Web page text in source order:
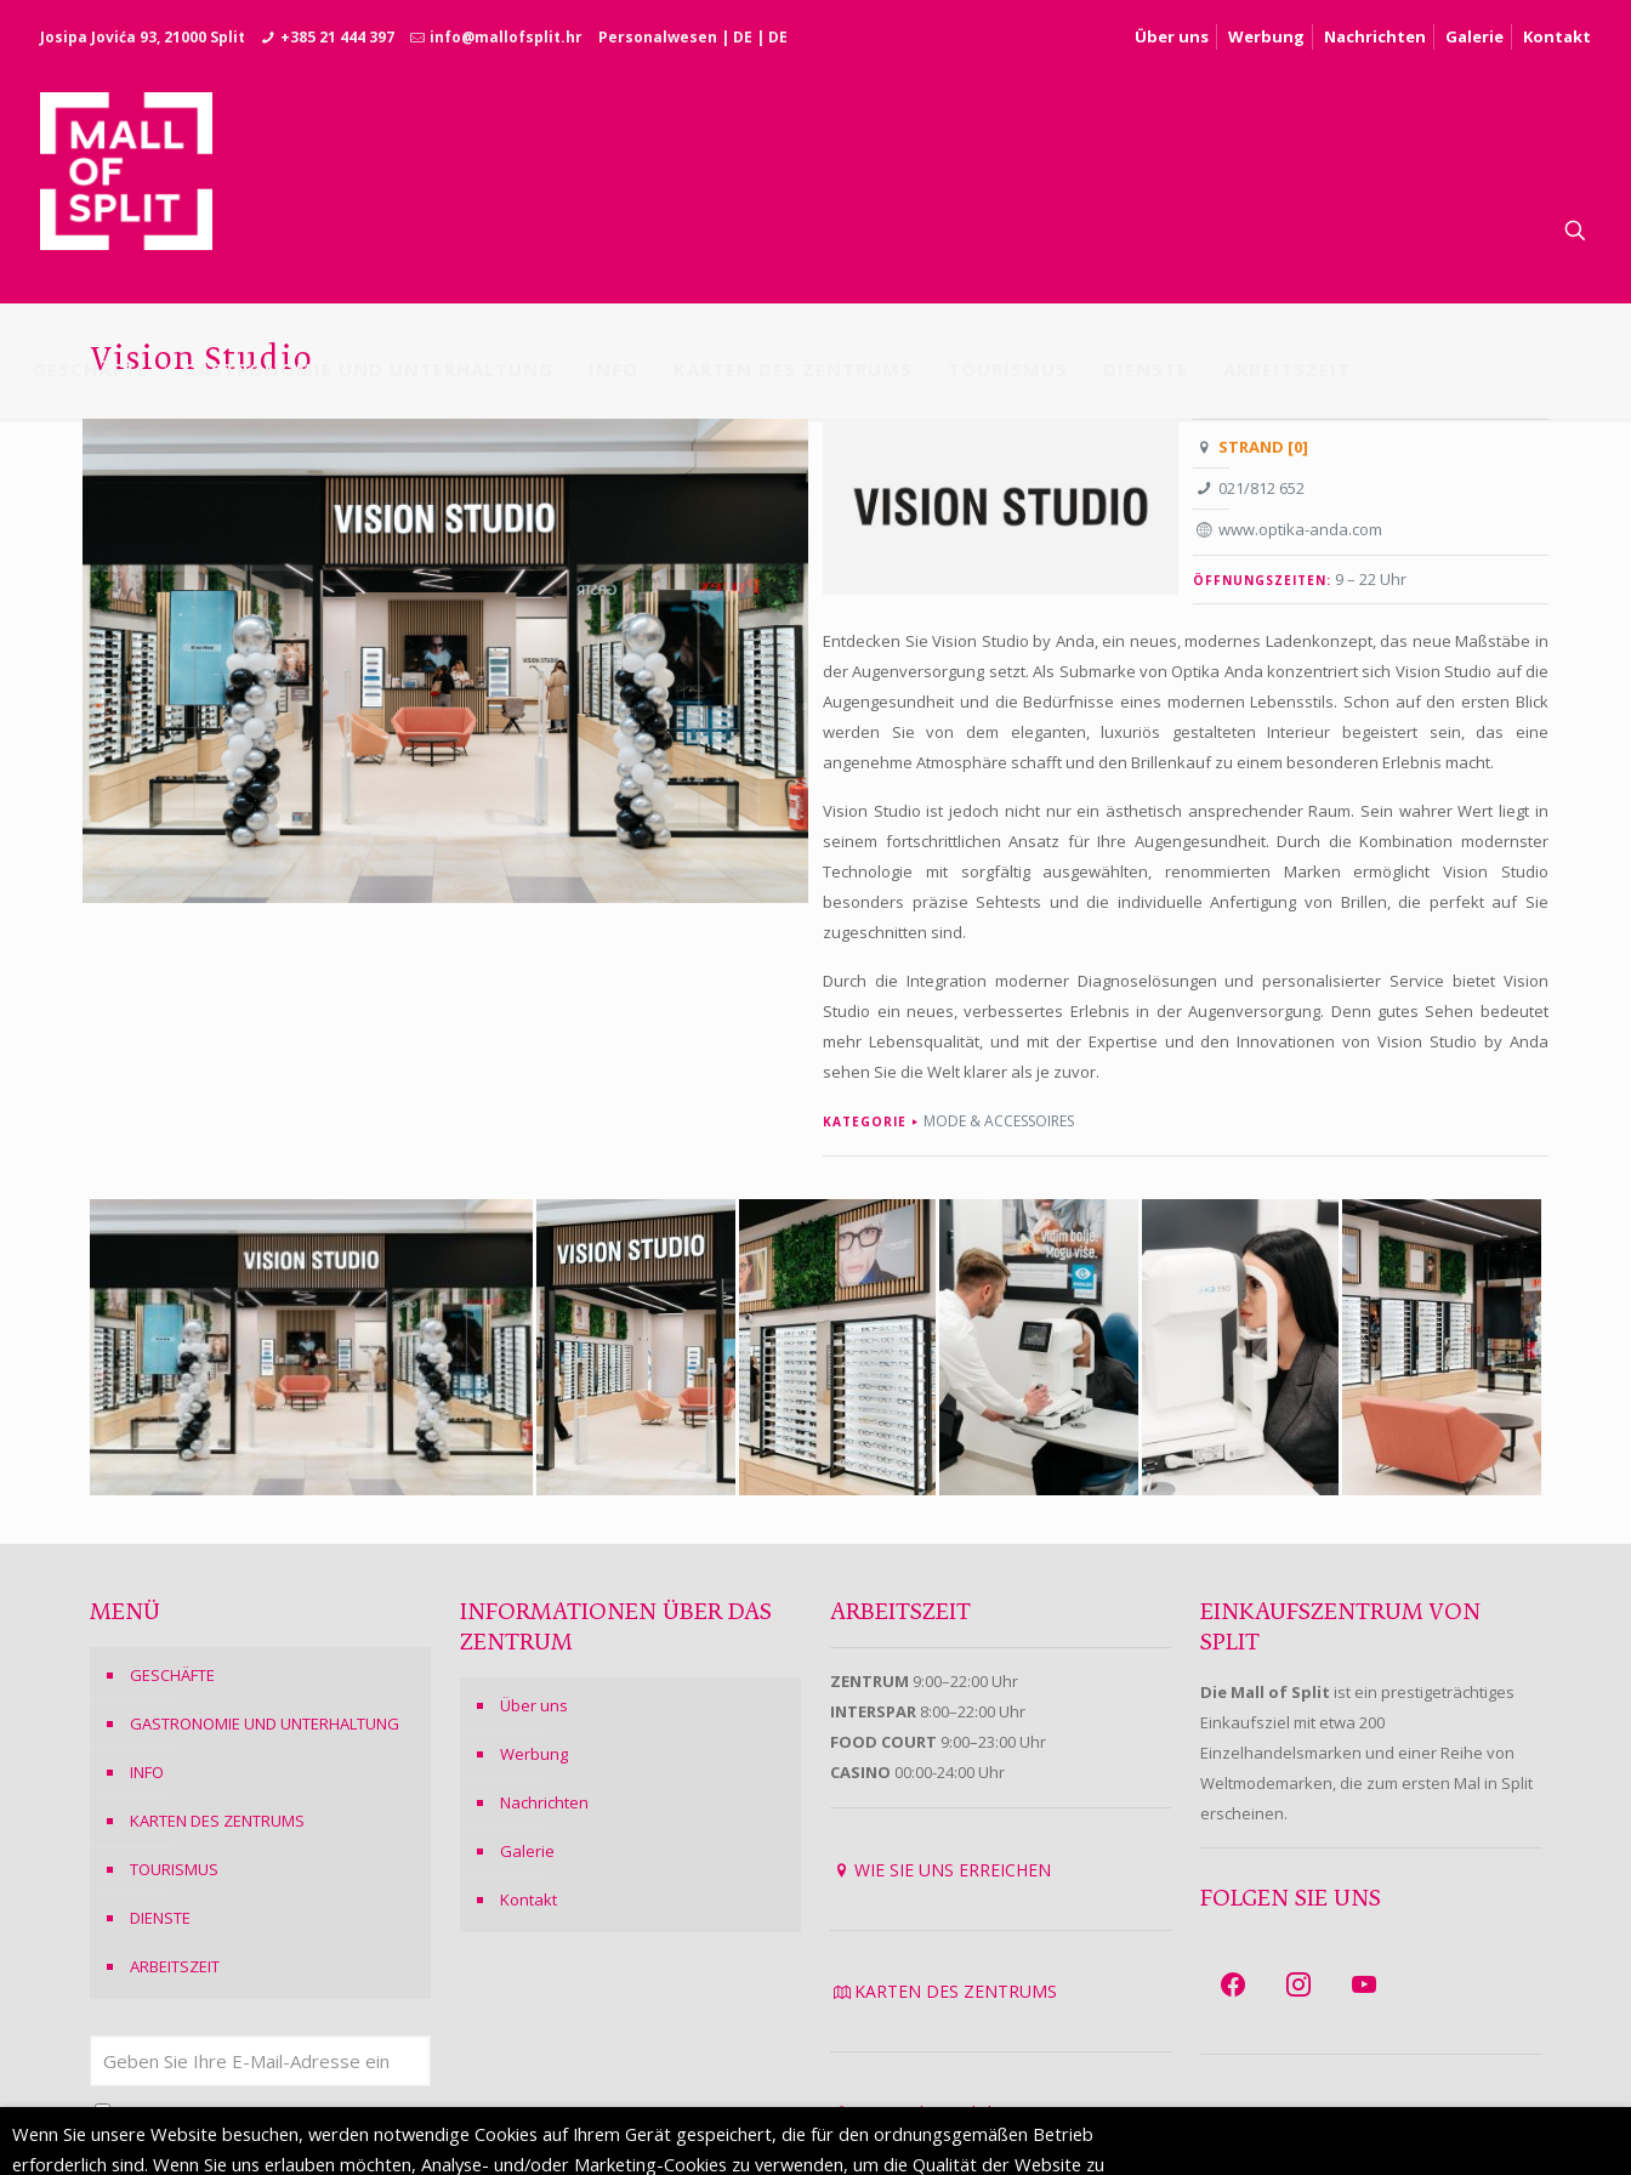
Josipa Jovića 93, 21000 Split +385 21 444 397 info@mallofsplit.hr Personalwesen | DE | DE Über uns Werbung Nachrichten Galerie Kontakt
GESCHÄFTE GASTRONOMIE UND UNTERHALTUNG
Vision Studio
STRAND [0]
021/812 652
www.optika-anda.com
ÖFFNUNGSZEITEN: 9 – 22 Uhr
Entdecken Sie Vision Studio by Anda, ein neues, modernes Ladenkonzept, das neue Maßstäbe in
der Augenversorgung setzt. Als Submarke von Optika Anda konzentriert sich Vision Studio auf die
Augengesundheit und die Bedürfnisse eines modernen Lebensstils. Schon auf den ersten Blick
werden Sie von dem eleganten, luxuriös gestalteten Interieur begeistert sein, das eine
angenehme Atmosphäre schafft und den Brillenkauf zu einem besonderen Erlebnis macht.
Vision Studio ist jedoch nicht nur ein ästhetisch ansprechender Raum. Sein wahrer Wert liegt in
seinem fortschrittlichen Ansatz für Ihre Augengesundheit. Durch die Kombination modernster
Technologie mit sorgfältig ausgewählten, renommierten Marken ermöglicht Vision Studio
besonders präzise Sehtests und die individuelle Anfertigung von Brillen, die perfekt auf Sie
zugeschnitten sind.
Durch die Integration moderner Diagnoselösungen und personalisierter Service bietet Vision
Studio ein neues, verbessertes Erlebnis in der Augenversorgung. Denn gutes Sehen bedeutet
mehr Lebensqualität, und mit der Expertise und den Innovationen von Vision Studio by Anda
sehen Sie die Welt klarer als je zuvor.
KATEGORIE MODE & ACCESSOIRES
MENÜ
GESCHÄFTE
GASTRONOMIE UND UNTERHALTUNG
INFO
KARTEN DES ZENTRUMS
TOURISMUS
DIENSTE
ARBEITSZEIT
Ich stimmeder Datenschutzerklärungzu
INFORMATIONEN ÜBER DAS
ZENTRUM
Über uns
Werbung
Nachrichten
Galerie
Kontakt
ARBEITSZEIT
ZENTRUM 9:00–22:00 Uhr
INTERSPAR 8:00–22:00 Uhr
FOOD COURT 9:00–23:00 Uhr
CASINO 00:00-24:00 Uhr
WIE SIE UNS ERREICHEN
KARTEN DES ZENTRUMS
Datenschutzrichtlinie
Nutzungsbedingungen
EINKAUFSZENTRUM VON
SPLIT
Die Mall of Split ist ein prestigeträchtiges
Einkaufsziel mit etwa 200
Einzelhandelsmarken und einer Reihe von
Weltmodemarken, die zum ersten Mal in Split
erscheinen.
FOLGEN SIE UNS
Wenn Sie unsere Website besuchen, werden notwendige Cookies auf Ihrem Gerät gespeichert, die für den ordnungsgemäßen Betrieb
erforderlich sind. Wenn Sie uns erlauben möchten, Analyse- und/oder Marketing-Cookies zu verwenden, um die Qualität der Website zu